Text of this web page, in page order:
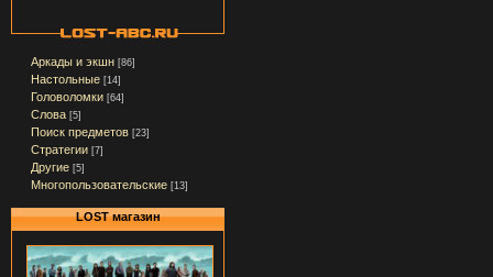
Аркады и экшн [86]
Настольные [14]
Головоломки [64]
Слова [5]
Поиск предметов [23]
Стратегии [7]
Другие [5]
Многопользовательские [13]
LOST магазин